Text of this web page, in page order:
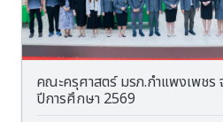
คณะครุศาสตร์ มรภ.กำแพงเพช
ปีการศึกษา 2569